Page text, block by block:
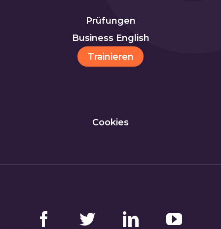
Prüfungen
Business English
Trainieren
Cookies